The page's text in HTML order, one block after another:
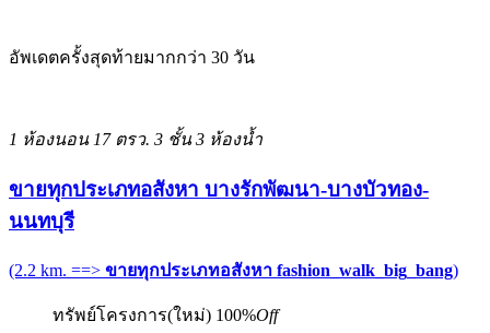
อัพเดตครั้งสุดท้ายมากกว่า 30 วัน
1 ห้องนอน 17 ตรว. 3 ชั้น 3 ห้องน้ำ
ขายทุกประเภทอสังหา บางรักพัฒนา-บางบัวทอง-
นนทบุรี
(2.2 km. ==> ขายทุกประเภทอสังหา fashion_walk_big_bang)
ทรัพย์โครงการ(ใหม่) 100%Off